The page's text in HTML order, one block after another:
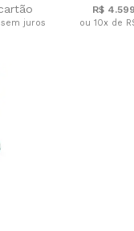
sem juros
R$
ou 10x de